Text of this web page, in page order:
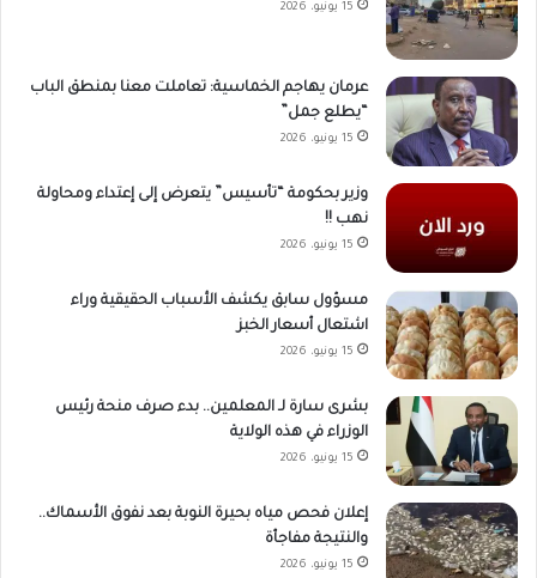
15 يونيو، 2026
عرمان يهاجم الخماسية: تعاملت معنا بمنطق الباب
“يطلع جمل”
15 يونيو، 2026
وزير بحكومة “تأسيس” يتعرض إلى إعتداء ومحاولة
نهب !!
15 يونيو، 2026
مسؤول سابق يكشف الأسباب الحقيقية وراء
اشتعال أسعار الخبز
15 يونيو، 2026
بشرى سارة لـ المعلمين.. بدء صرف منحة رئيس
الوزراء في هذه الولاية
15 يونيو، 2026
إعلان فحص مياه بحيرة النوبة بعد نفوق الأسماك..
والنتيجة مفاجأة
15 يونيو، 2026